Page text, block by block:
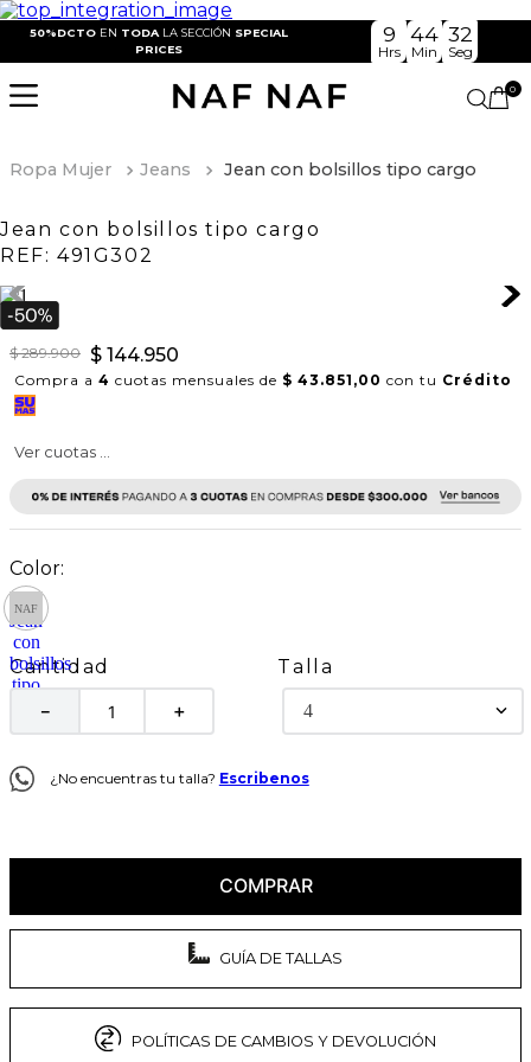
50%DCTO EN TODA LA SECCIÓN SPECIAL
PRICES
9
Hrs
44
Min
32
Seg
0
Ropa Mujer Jeans Jean con bolsillos tipo cargo
Jean con bolsillos tipo cargo
REF: 491G302
$ 289.900 $ 144.950
Compra a 4 cuotas mensuales de $ 43.851,00 con tu Crédito
Ver cuotas ...
Cantidad
＋
－
Talla
4
¿No encuentras tu talla? Escribenos
COMPRAR
GUÍA DE TALLAS
POLÍTICAS DE CAMBIOS Y DEVOLUCIÓN